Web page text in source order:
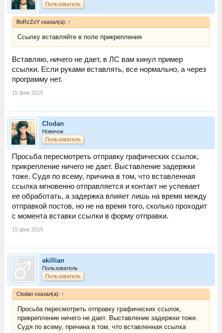
Пользователь
BoRzZoY сказал(а): ↑
Ссылку вставляйте в поле прикрепления
Вставляю, ничего не дает, в ЛС вам кинул пример
ссылки. Если руками вставлять, все нормально, а через
программу нет.
15 фев 2015
Clodan
Новичок
Пользователь
Просьба пересмотреть отправку графических ссылок,
прикрепление ничего не дает. Выставление задержки
тоже. Судя по всему, причина в том, что вставленная
ссылка мгновенно отправляется и контакт не успевает
ее обработать, а задержка влияет лишь на время между
отправкой постов, но не на время того, сколько проходит
с момента вставки ссылки в форму отправки.
15 фев 2015
akillian
Пользователь
Пользователь
Clodan сказал(а): ↑
Просьба пересмотреть отправку графических ссылок,
прикрепление ничего не дает. Выставление задержки тоже.
Судя по всему, причина в том, что вставленная ссылка